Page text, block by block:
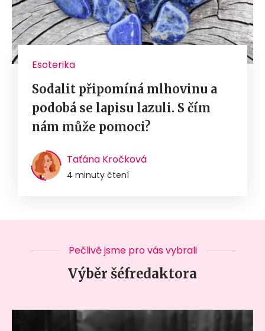
Esoterika
Sodalit připomíná mlhovinu a
podobá se lapisu lazuli. S čím
nám může pomoci?
Taťána Kročková
4 minuty čtení
Pečlivě jsme pro vás vybrali
Výběr šéfredaktora